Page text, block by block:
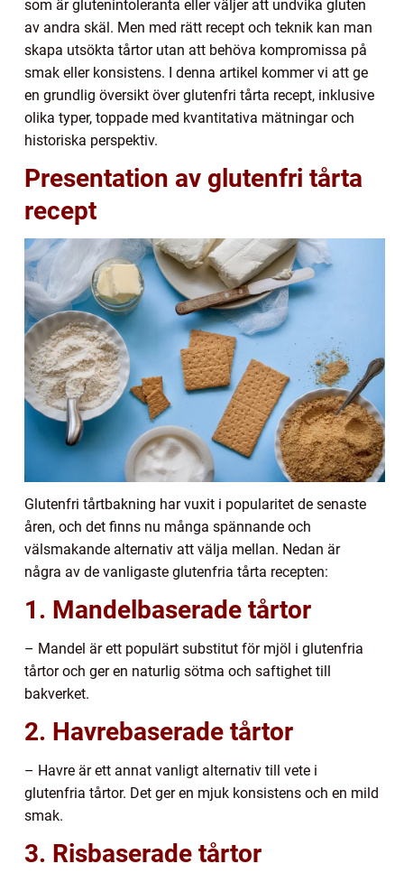
som är glutenintoleranta eller väljer att undvika gluten
av andra skäl. Men med rätt recept och teknik kan man
skapa utsökta tårtor utan att behöva kompromissa på
smak eller konsistens. I denna artikel kommer vi att ge
en grundlig översikt över glutenfri tårta recept, inklusive
olika typer, toppade med kvantitativa mätningar och
historiska perspektiv.
Presentation av glutenfri tårta
recept
Glutenfri tårtbakning har vuxit i popularitet de senaste
åren, och det finns nu många spännande och
välsmakande alternativ att välja mellan. Nedan är
några av de vanligaste glutenfria tårta recepten:
1. Mandelbaserade tårtor
– Mandel är ett populärt substitut för mjöl i glutenfria
tårtor och ger en naturlig sötma och saftighet till
bakverket.
2. Havrebaserade tårtor
– Havre är ett annat vanligt alternativ till vete i
glutenfria tårtor. Det ger en mjuk konsistens och en mild
smak.
3. Risbaserade tårtor